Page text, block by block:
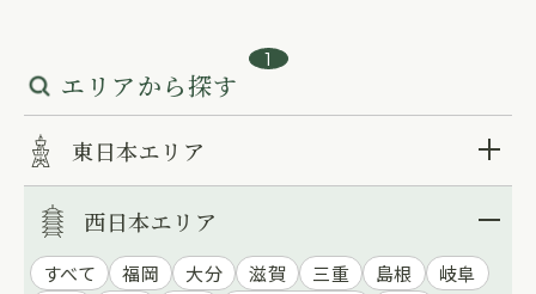
1
エリアから探す
東日本エリア
西日本エリア
すべて 福岡 大分 滋賀 三重 島根
岐阜